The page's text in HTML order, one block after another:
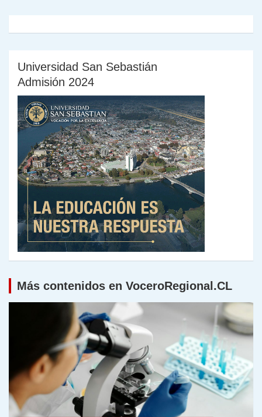
Universidad San Sebastián
Admisión 2024
Más contenidos en VoceroRegional.CL